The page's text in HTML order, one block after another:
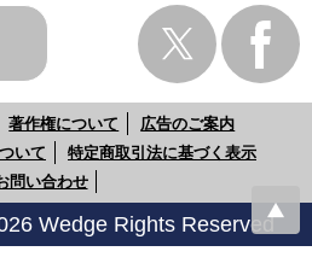
著作権について
広告のご案内
いて
特定商取引法に基づく表示
問い合わせ
Wedge Rights Reserved